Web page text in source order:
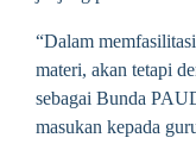
“Dalam
materi, akan tetapi
sebagai Bunda
masukan kepada